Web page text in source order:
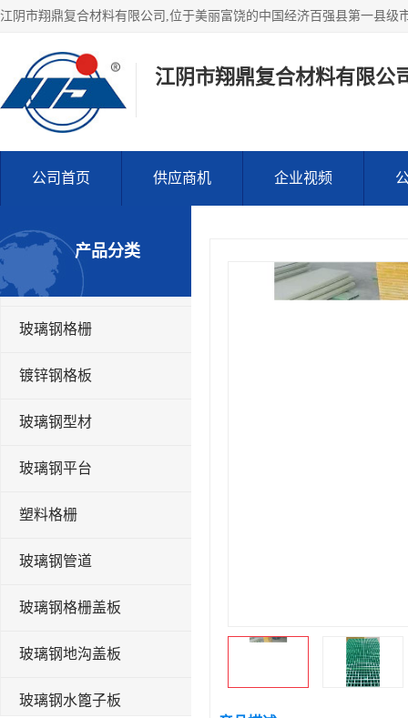
江阴市翔鼎复合材料有限公
公司首页 供应商机 企业视频
产品分类
玻璃钢格栅
镀锌钢格板
玻璃钢型材
玻璃钢平台
塑料格栅
玻璃钢管道
玻璃钢格栅盖板
玻璃钢地沟盖板
玻璃钢水篦子板